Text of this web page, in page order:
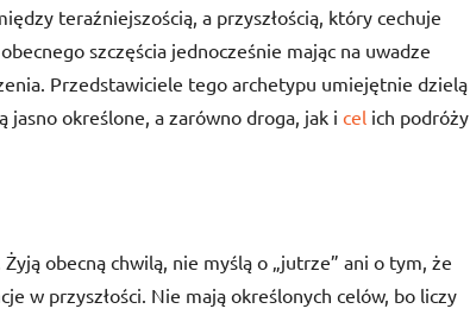
teraźniejszością, a przyszłością, który cechuje
szczęścia jednocześnie mając na uwadze
Przedstawiciele tego archetypu umiejętnie dzielą
określone, a zarówno droga, jak i cel ich podróży
obecną chwilą, nie myślą o „jutrze” ani o tym, że
w przyszłości. Nie mają określonych celów, bo liczy